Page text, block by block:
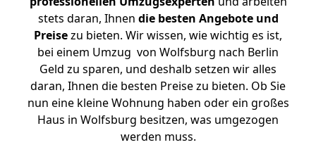
stets daran, Ihnen die besten Angebote und
Preisezu bieten. Wir wissen, wie wichtig es ist,
bei einem Umzug von Wolfsburg nach Berlin
Geld zu sparen, und deshalb setzen wir alles
daran, Ihnen die besten Preise zu bieten. Ob Sie
nun eine kleine Wohnung haben oder ein großes
Haus in Wolfsburg besitzen, was umgezogen
werden muss.